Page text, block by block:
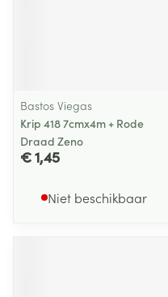
Bastos Viegas
Krip 418 7cmx4m + Rode
Draad Zeno
€ 1,45
Niet beschikbaar